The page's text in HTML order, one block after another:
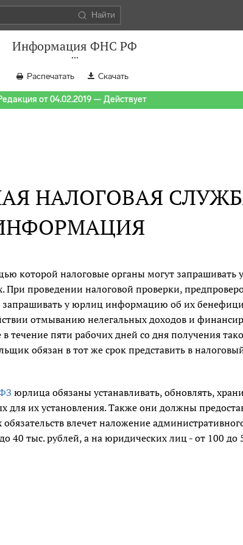
Найти
Информация ФНС РФ
Распечатать Скачать
от 04.02.2019 — Действует
НАЛОГОВАЯ
которой налоговые органы могут запрашивать
проведении налоговой проверки,
запрашивать у юрлиц информацию об их
отмыванию нелегальных доходов и
пяти рабочих дней со дня получения
обязан в тот же срок представить в
юрлица обязаны устанавливать, обновлять,
их установления. Также они должны
влечет наложение
40 тыс. рублей, а на юридических лиц - от 100 до